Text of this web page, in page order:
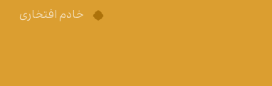
خادم افتخاری